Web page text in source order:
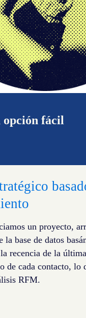
opción fácil
un proyecto,
la base de datos
recencia de la
de cada contacto, lo
RFM.